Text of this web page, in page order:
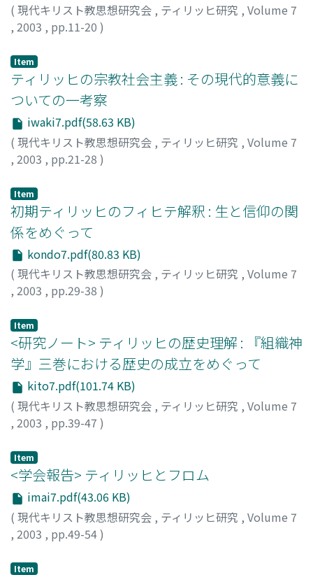
( 現代キリスト教思想研究会 , ティリッヒ研究 , Volume 7
, 2003 , pp.11-20 )
Item
ティリッヒの宗教社会主義 : その現代的意義に
ついての一考察
iwaki7.pdf(58.63 KB)
( 現代キリスト教思想研究会 , ティリッヒ研究 , Volume 7
, 2003 , pp.21-28 )
Item
初期ティリッヒのフィヒテ解釈 : 生と信仰の関
係をめぐって
kondo7.pdf(80.83 KB)
( 現代キリスト教思想研究会 , ティリッヒ研究 , Volume 7
, 2003 , pp.29-38 )
Item
<研究ノート> ティリッヒの歴史理解 : 『組織神
学』三巻における歴史の成立をめぐって
kito7.pdf(101.74 KB)
( 現代キリスト教思想研究会 , ティリッヒ研究 , Volume 7
, 2003 , pp.39-47 )
Item
<学会報告> ティリッヒとフロム
imai7.pdf(43.06 KB)
( 現代キリスト教思想研究会 , ティリッヒ研究 , Volume 7
, 2003 , pp.49-54)
Item